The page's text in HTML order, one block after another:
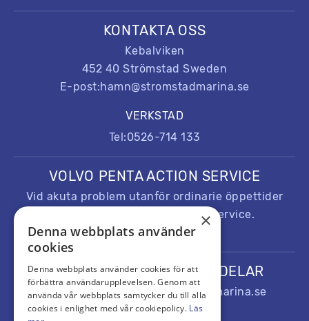
KONTAKTA OSS
Kebalviken
452 40 Strömstad Sweden
E-post:hamn@stromstadmarina.se
VERKSTAD
Tel:0526-714 133
VOLVO PENTA ACTION SERVICE
Vid akuta problem utanför ordinarie öppettider
kontakta Volvo Penta Action service.
Tel:+32 9 255 69 67
BESTÄLLNING AV RESERVDELAR
E-post:reservdelar@stromstadmarina.se
Tel:0526-714 133
×
Denna webbplats använder
cookies
Denna webbplats använder cookies för att
förbättra användarupplevelsen. Genom att
använda vår webbplats samtycker du till alla
cookies i enlighet med vår cookiepolicy. Läs